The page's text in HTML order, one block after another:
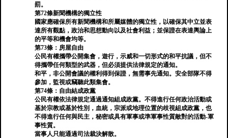
罰。
第72條新聞機構的獨立性
國家應確保所有新聞機構和所屬媒體的獨立性，以確保其中立並表
達所有觀點，政治和思想動向以及社會利益；並保證在表達輿論上
的平等和機會均等。
第73條：房屋自由
公民有權攜帶公開集會，遊行，示威和一切形式的和平抗議，但不
得攜帶任何類型的武器，但必須提供法律規定的通知。
和平，非公開會議的權利得到保證，無需事先通知。安全部隊不得
參加，監視或竊聽此類集會。
第74條：自由結成政黨
公民有權依法律規定通過通知組成政黨。不得進行任何政治活動或
基於宗教或基於性別，血統，宗派或地理位置的歧視組成政黨，也
不得進行任何與民主，秘密或具有軍事或準軍事性質敵對的活動-軍
事性質。
當事人只能通過司法裁決解散。